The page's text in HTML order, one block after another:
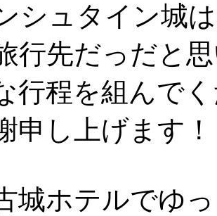
シュタイン城
行先だっだと
行程を組んで
申し上げます！
城ホテルでゆ